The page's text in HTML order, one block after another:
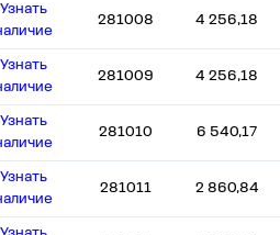
Узнать
281008 4 256,18
Узнать
281009 4 256,18
Узнать
281010 6 540,17
Узнать
281011 2 860,84